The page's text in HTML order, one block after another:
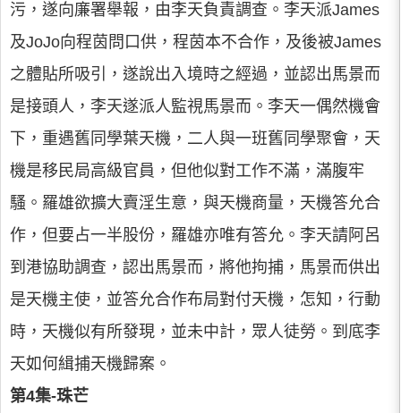
污，遂向廉署舉報，由李天負責調查。李天派James
及JoJo向程茵問口供，程茵本不合作，及後被James
之體貼所吸引，遂說出入境時之經過，並認出馬景而
是接頭人，李天遂派人監視馬景而。李天一偶然機會
下，重遇舊同學葉天機，二人與一班舊同學聚會，天
機是移民局高級官員，但他似對工作不滿，滿腹牢
騷。羅雄欲擴大賣淫生意，與天機商量，天機答允合
作，但要占一半股份，羅雄亦唯有答允。李天請阿呂
到港協助調查，認出馬景而，將他拘捕，馬景而供出
是天機主使，並答允合作布局對付天機，怎知，行動
時，天機似有所發現，並未中計，眾人徒勞。到底李
天如何緝捕天機歸案。
第4集-珠芒